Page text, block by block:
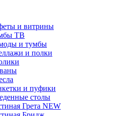
и витрины
ТВ
и тумбы
и полки
и пуфики
столы
Грета NEW